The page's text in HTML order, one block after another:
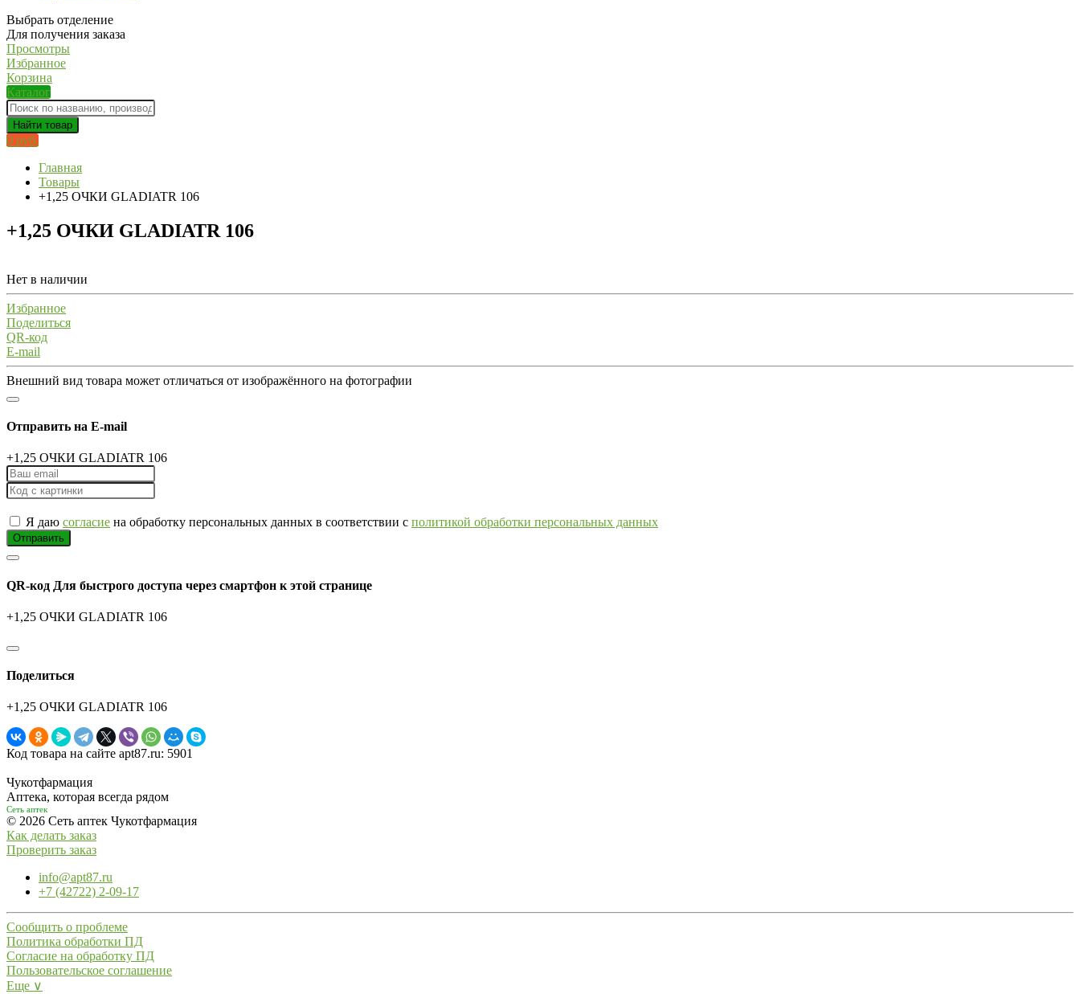
Выбрать отделение
Для получения заказа
Просмотры
Избранное
Корзина
Каталог
Найти товар
0 руб.
Главная
Товары
+1,25 ОЧКИ GLADIATR 106
+1,25 ОЧКИ GLADIATR 106
Нет в наличии
Избранное
Поделиться
QR-код
E-mail
Внешний вид товара может отличаться от изображённого на фотографии
Отправить на E-mail
+1,25 ОЧКИ GLADIATR 106
Я даю согласие на обработку персональных данных в соответствии с политикой обработки персональных данных
Отправить
QR-код Для быстрого доступа через смартфон к этой странице
+1,25 ОЧКИ GLADIATR 106
Поделиться
+1,25 ОЧКИ GLADIATR 106
Код товара на сайте apt87.ru: 5901
Чукотфармация
Аптека, которая всегда рядом
Сеть аптек
© 2026 Сеть аптек Чукотфармация
Как делать заказ
Проверить заказ
info@apt87.ru
+7 (42722) 2-09-17
Сообщить о проблеме
Политика обработки ПД
Согласие на обработку ПД
Пользовательское соглашение
Еще ∨